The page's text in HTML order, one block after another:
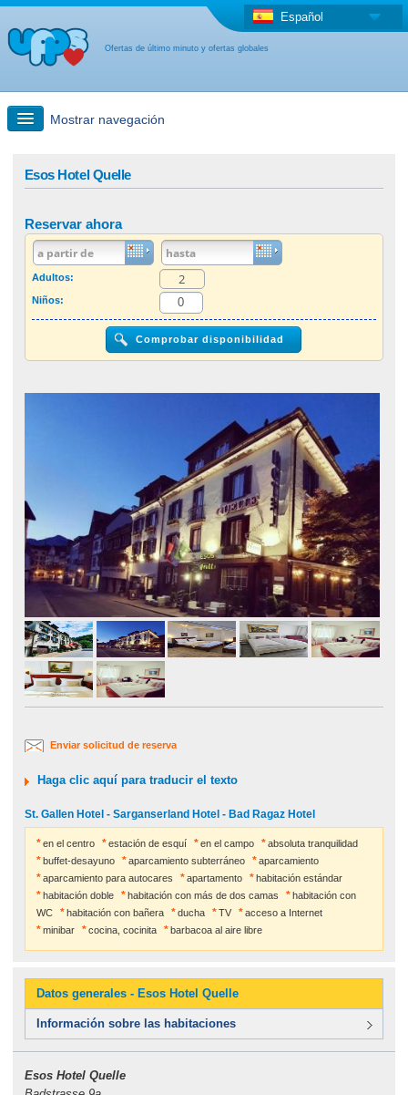
Ofertas de último minuto y ofertas globales
Español
Mostrar navegación
Oferta de última hora + Oferta global
otro país
Esos Hotel Quelle
Reservar ahora
Adultos:
Niños:
Enviar solicitud de reserva
Haga clic aquí para traducir el texto
St. Gallen Hotel - Sarganserland Hotel - Bad Ragaz Hotel
en el centro estación de esquí en el campo
absoluta tranquilidad
buffet-desayuno
aparcamiento subterráneo
aparcamiento
aparcamiento para autocares
apartamento
habitación estándar
habitación doble
habitación con más de dos camas
habitación con
WC
habitación con bañera ducha TV
acceso a Internet
minibar
cocina, cocinita barbacoa al aire libre
Datos generales - Esos Hotel Quelle
Información sobre las habitaciones
Esos Hotel Quelle